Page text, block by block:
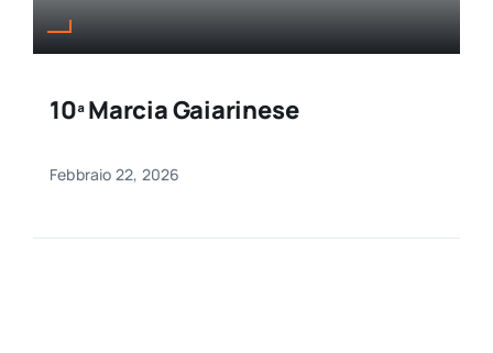
10ª Marcia Gaiarinese
Febbraio 22, 2026